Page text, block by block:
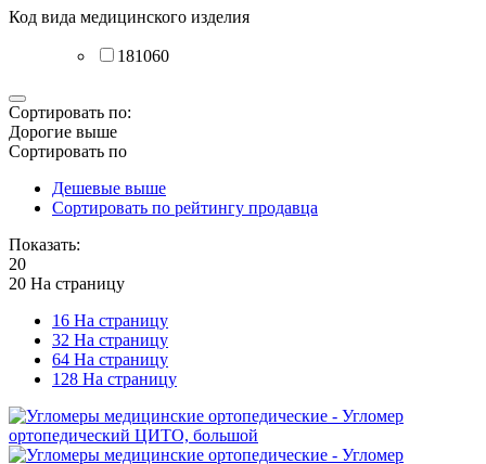
Код вида медицинского изделия
181060
Сортировать по:
Дорогие выше
Сортировать по
Дешевые выше
Сортировать по рейтингу продавца
Показать:
20
20 На страницу
16 На страницу
32 На страницу
64 На страницу
128 На страницу